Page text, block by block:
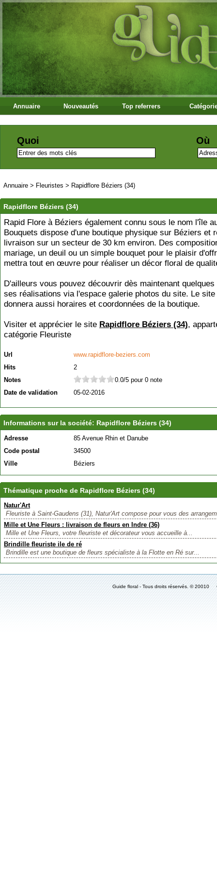
Annuaire Nouveautés Top referrers
Quoi Où
Annuaire > Fleuristes > Rapidflore Béziers (34)
Rapidflore Béziers (34)
Rapid Flore à Béziers également connu sous le nom l'île
Bouquets dispose d'une boutique physique sur Béziers et
livraison sur un secteur de 30 km environ. Des
mariage, un deuil ou un simple bouquet pour le plaisir
mettra tout en œuvre pour réaliser un décor floral de
D'ailleurs vous pouvez découvrir dès maintenant quelques
ses réalisations via l'espace galerie photos du site. Le
donnera aussi horaires et coordonnées de la boutique.
Visiter et apprécier le site Rapidflore Béziers (34),
catégorie Fleuriste
Url
www.rapidflore-beziers.com
Hits
2
Notes
0.0/5 pour 0 note
Date de validation
05-02-2016
Informations sur la société: Rapidflore Béziers (34)
Adresse
85 Avenue Rhin et Danube
Code postal
34500
Ville
Béziers
Thématique proche de Rapidflore Béziers (34)
Natur'Art
Fleuriste à Saint-Gaudens (31), Natur'Art compose pour vous des
Mille et Une Fleurs : livraison de fleurs en Indre (36)
Mille et Une Fleurs, votre fleuriste et décorateur vous accueille à...
Brindille fleuriste ile de ré
Brindille est une boutique de fleurs spécialiste à la Flotte en Ré sur...
Guide floral - Tous droits réservés. ©